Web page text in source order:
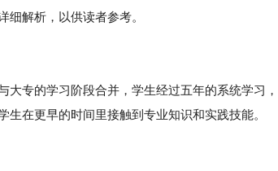
解析，以供读者参考。
专的学习阶段合并，学生经过五年的系统学习，
在更早的时间里接触到专业知识和实践技能。